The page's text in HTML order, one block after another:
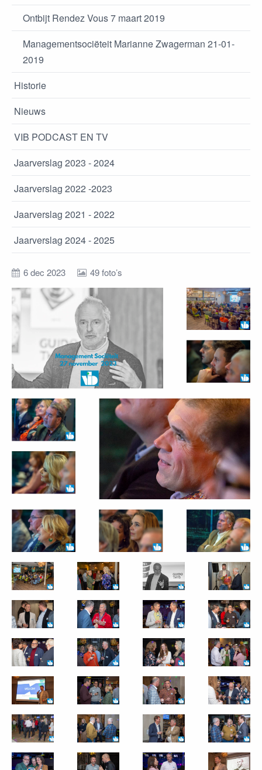
Ontbijt Rendez Vous 7 maart 2019
Managementsociëteit Marianne Zwagerman 21-01-
2019
Historie
Nieuws
VIB PODCAST EN TV
Jaarverslag 2023 - 2024
Jaarverslag 2022 -2023
Jaarverslag 2021 - 2022
Jaarverslag 2024 - 2025
6 dec 2023 49 foto’s